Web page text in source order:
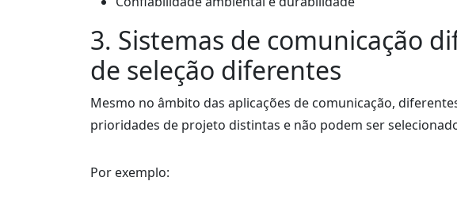
3. Sistemas de comunicação
de seleção diferentes
Mesmo no âmbito das aplicações de comunicação,
prioridades de projeto distintas e não podem ser
Por exemplo: